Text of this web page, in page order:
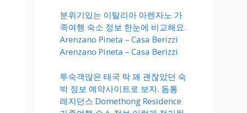
분위기있는 이탈리아 아렌자노 가
족여행 숙소 정보 한눈에 비교해요.
Arenzano Pineta – Casa Berizzi
Arenzano Pineta – Casa Berizzi
투숙객많은 태국 탁 꽤 괜찮았던 숙
박 정보 예약사이트로 보자. 돔통
레지던스 Domethong Residence